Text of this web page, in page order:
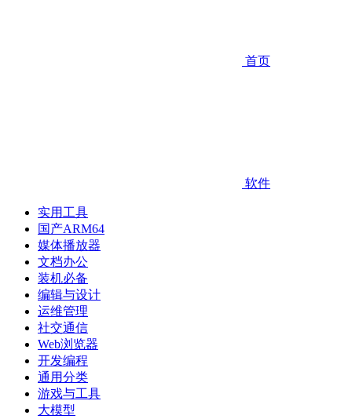
首页
软件
实用工具
国产ARM64
媒体播放器
文档办公
装机必备
编辑与设计
运维管理
社交通信
Web浏览器
开发编程
通用分类
游戏与工具
大模型